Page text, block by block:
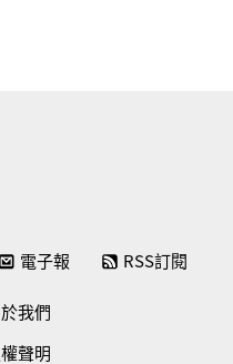
電子報 RSS訂閱
我們
聲明